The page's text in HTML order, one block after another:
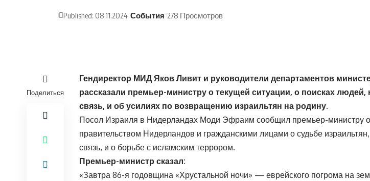
Published: 08.11.2024 События 278 Просмотров
Поделиться
Гендиректор МИД Яков Ливит и руководители департаментов
рассказали премьер-министру о текущей ситуации, о поисках
связь, и об усилиях по возвращению израильтян на родину.
Посол Израиля в Нидерландах Моди Эфраим сообщил премьер-министру о
правительством Нидерландов и гражданскими лицами о судьбе
связь, и о борьбе с исламским террором.
Премьер-министр сказал:
«Завтра 86-я годовщина «Хрустальной ночи» — еврейского погрома на